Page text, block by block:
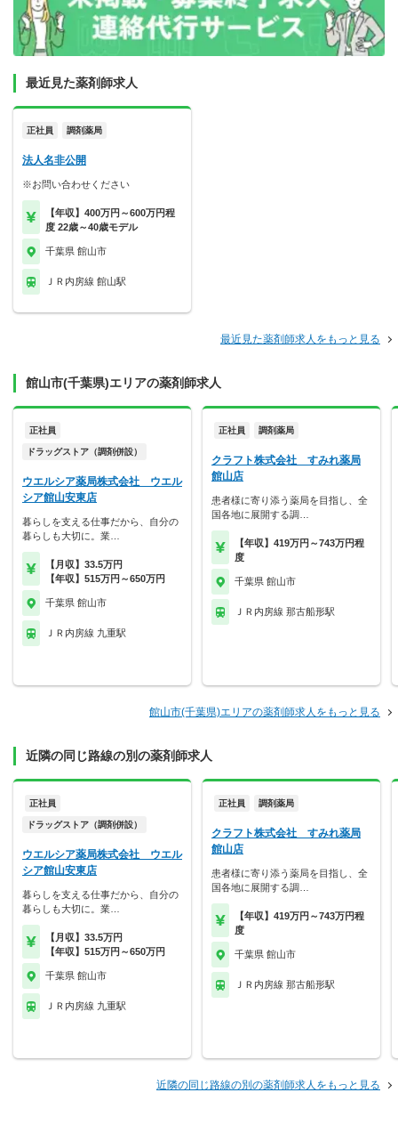
最近見た薬剤師求人
正社員 調剤薬局
法人名非公開
※お問い合わせください
【年収】400万円～600万円程
度 22歳～40歳モデル
千葉県 館山市
ＪＲ内房線 館山駅
最近見た薬剤師求人をもっと見る
館山市(千葉県)エリアの薬剤師求人
正社員
ドラッグストア（調剤併設）
ウエルシア薬局株式会社 ウエル
シア館山安東店
暮らしを支える仕事だから、自分の
暮らしも大切に。業…
【月収】33.5万円
【年収】515万円～650万円
千葉県 館山市
ＪＲ内房線 九重駅
正社員 調剤薬局
クラフト株式会社 すみれ薬局
館山店
患者様に寄り添う薬局を目指し、全
国各地に展開する調…
【年収】419万円～743万円程
度
千葉県 館山市
ＪＲ内房線 那古船形駅
館山市(千葉県)エリアの薬剤師求人をもっと見る
近隣の同じ路線の別の薬剤師求人
正社員
ドラッグストア（調剤併設）
ウエルシア薬局株式会社 ウエル
シア館山安東店
暮らしを支える仕事だから、自分の
暮らしも大切に。業…
【月収】33.5万円
【年収】515万円～650万円
千葉県 館山市
ＪＲ内房線 九重駅
正社員 調剤薬局
クラフト株式会社 すみれ薬局
館山店
患者様に寄り添う薬局を目指し、全
国各地に展開する調…
【年収】419万円～743万円程
度
千葉県 館山市
ＪＲ内房線 那古船形駅
近隣の同じ路線の別の薬剤師求人をもっと見る